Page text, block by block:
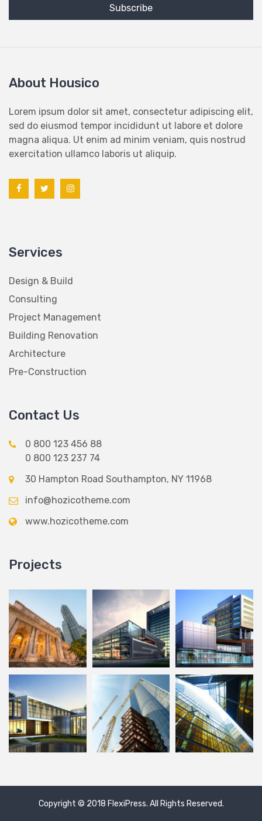
About Housico
Lorem ipsum dolor sit amet, consectetur adipiscing elit,
sed do eiusmod tempor incididunt ut labore et dolore
magna aliqua. Ut enim ad minim veniam, quis nostrud
exercitation ullamco laboris ut aliquip.
Services
Design & Build
Consulting
Project Management
Building Renovation
Architecture
Pre-Construction
Contact Us
0 800 123 456 88
0 800 123 237 74
30 Hampton Road Southampton, NY 11968
info@hozicotheme.com
www.hozicotheme.com
Projects
Copyright © 2018 FlexiPress . All Rights Reserved.